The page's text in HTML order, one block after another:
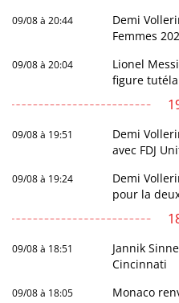
09/08 à 20:44
Demi
Femmes
09/08 à 20:04
Lionel
figure
09/08 à 19:51
Demi
avec FDJ
09/08 à 19:24
Demi
pour la
09/08 à 18:51
Jannik
Cincinnati
09/08 à 18:05
Monaco